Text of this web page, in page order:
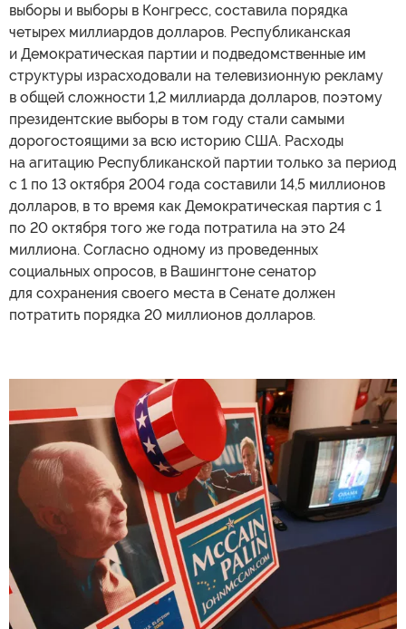
выборы и выборы в Конгресс, составила порядка
четырех миллиардов долларов. Республиканская
и Демократическая партии и подведомственные им
структуры израсходовали на телевизионную рекламу
в общей сложности 1,2 миллиарда долларов, поэтому
президентские выборы в том году стали самыми
дорогостоящими за всю историю США. Расходы
на агитацию Республиканской партии только за период
с 1 по 13 октября 2004 года составили 14,5 миллионов
долларов, в то время как Демократическая партия с 1
по 20 октября того же года потратила на это 24
миллиона. Согласно одному из проведенных
социальных опросов, в Вашингтоне сенатор
для сохранения своего места в Сенате должен
потратить порядка 20 миллионов долларов.